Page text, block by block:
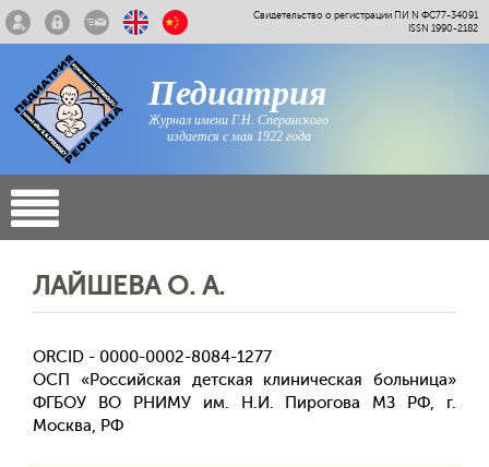
Свидетельство о регистрации ПИ N ФС77-34091
ISSN 1990-2182
Педиатрия
Журнал имени Г.Н. Сперанского
издается с мая 1922 года
ЛАЙШЕВА О. А.
ORCID - 0000-0002-8084-1277
ОСП «Российская детская клиническая больница»
ФГБОУ ВО РНИМУ им. Н.И. Пирогова МЗ РФ, г.
Москва, РФ